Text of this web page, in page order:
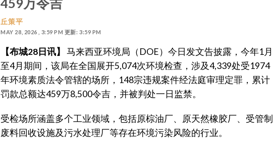
丘策平
MAY 28, 2026 , 3:59 PM 更新: 3:59 PM
【布城28日讯】
马来西亚环境局（DOE）今日发文告披露，今年1月
至4月期间，该局在全国展开5,074次环境检查，涉及4,339处受1974
年环境素质法令管辖的场所，148宗违规案件经法庭审理定罪，累计
罚款总额达459万8,500令吉，并被判处一日监禁。
受检场所涵盖多个工业领域，包括原棕油厂、原天然橡胶厂、受管制
废料回收设施及污水处理厂等存在环境污染风险的行业。